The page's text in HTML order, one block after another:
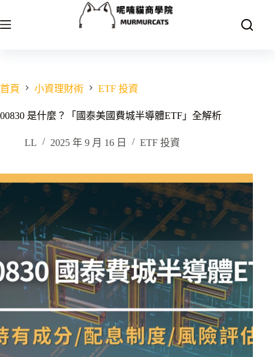
至
容
首頁 小資理財術 ETF 投資
00830 是什麼？「國泰美國費城半導體ETF」全解析
LL 2025 年 9 月 16 日 ETF 投資